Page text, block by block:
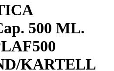
500 ML.
KARTELL